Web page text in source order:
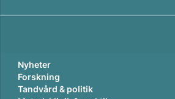
Nyheter
Forskning
Tandvård & politik